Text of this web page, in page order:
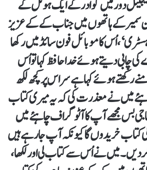
دور میں گوادر کے ایک ہوٹل کے
سمیر کے ہاتھوں میں جناب کے کے عزیز
اُس کا موبائل فون سائڈ میں رکھا
چابی دیتے ہوئے خدا حافظ کہا تو اُس
ہوئے کہا ہے سر اس پر کچھ لکھ
میں نے معذرت کی کہ یہ میری کتاب
بس مجھے آپ کا آٹوگراف چاہئے میں
کتاب خریدوں گا کیونکہ آپ جارہے ہیں
دیں۔ میں نے اُس سے کتاب لی اور لکھا،